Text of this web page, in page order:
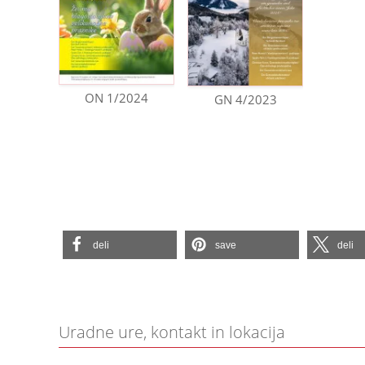
ON 1/2024 GN 4/2023
deli save deli
Uradne ure, kontakt in lokacija